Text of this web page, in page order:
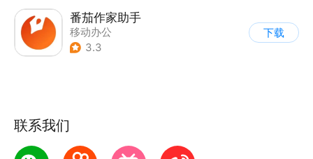
番茄作家助手
移动办公
3.3
下载
联系我们